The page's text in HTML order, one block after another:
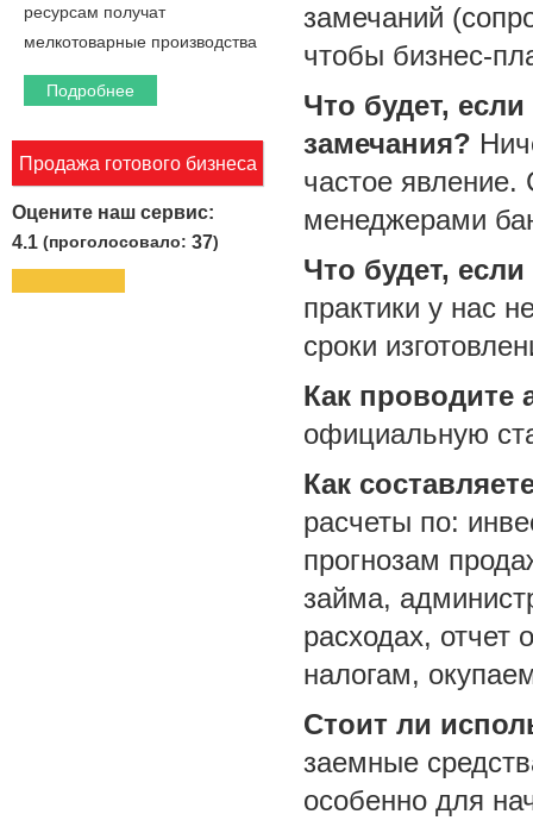
ресурсам получат
мелкотоварные производства
Подробнее
Продажа готового бизнеса
Оцените наш сервис:
4.1 (проголосовало:37)
замечаний
чтобы бизнес-
Что будет,
замечания?
частое
менеджерами
Что будет,
практики у нас
сроки
Как проводите
официальную
Как
расчеты по:
прогнозам
займа,
расходах, отчет
налогам,
Стоит ли
заемные
особенно для